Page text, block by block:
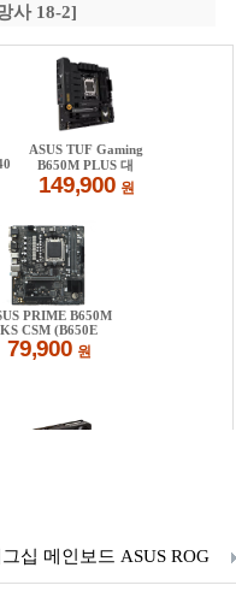
사 18-2]
십 메인보드 ASUS ROG